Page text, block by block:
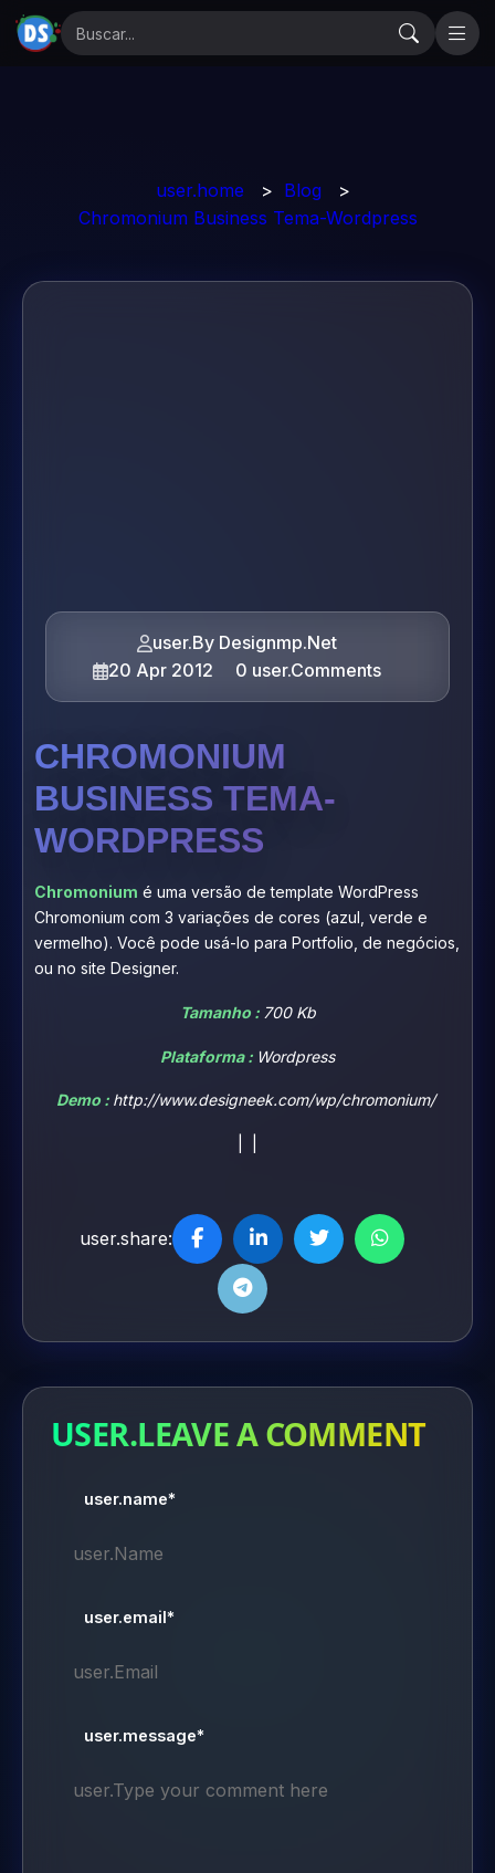
user.home > Blog
>
Chromonium Business Tema-Wordpress
user.By Designmp.Net
20 Apr 2012
0 user.Comments
CHROMONIUM
BUSINESS TEMA-
WORDPRESS
Chromonium é uma versão de template WordPress
Chromonium com 3 variações de cores (azul, verde e
vermelho). Você pode usá-lo para Portfolio, de negócios,
ou no site Designer.
Tamanho : 700 Kb
Plataforma : Wordpress
Demo : http://www.designeek.com/wp/chromonium/
user.share:
USER.LEAVE A COMMENT
user.name*
user.email*
user.message*